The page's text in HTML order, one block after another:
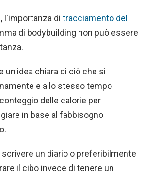
l'importanza di tracciamento del
di bodybuilding non può essere
un'idea chiara di ciò che si
e allo stesso tempo
delle calorie per
in base al fabbisogno
scrivere un diario o preferibilmente
il cibo invece di tenere un